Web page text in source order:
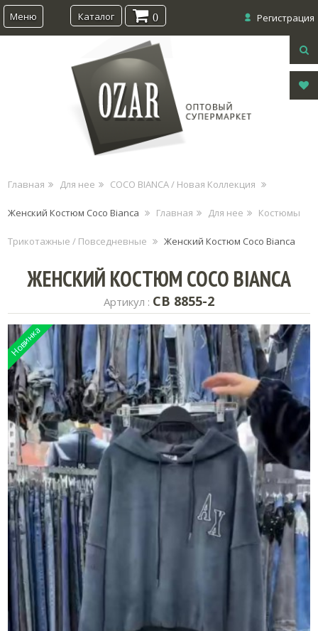
Меню Регистрация
Каталог 0
Главная Для нее COCO BIANCA / Новая Коллекция
Женский Костюм Coco Bianca Главная Для нее Костюмы
Трикотажные / Повседневные Женский Костюм Coco Bianca
ЖЕНСКИЙ КОСТЮМ COCO BIANCA
Артикул : CB 8855-2